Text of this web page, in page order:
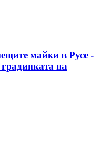
майки в Русе -
на